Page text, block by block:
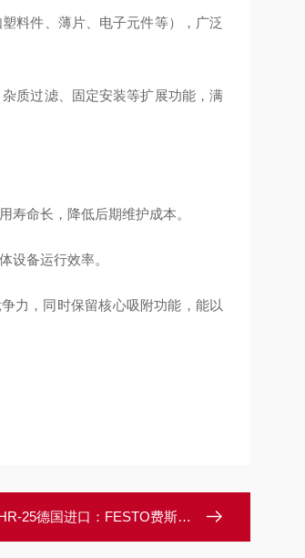
料件、薄片、电子元件等），广泛
质过滤、固定安装等扩展功能，满
寿命长，降低后期维护成本。
设备运行效率。
力，同时保留核心吸附功能，能以
德国进口：FESTO费斯托行程缩减套件HGRT型